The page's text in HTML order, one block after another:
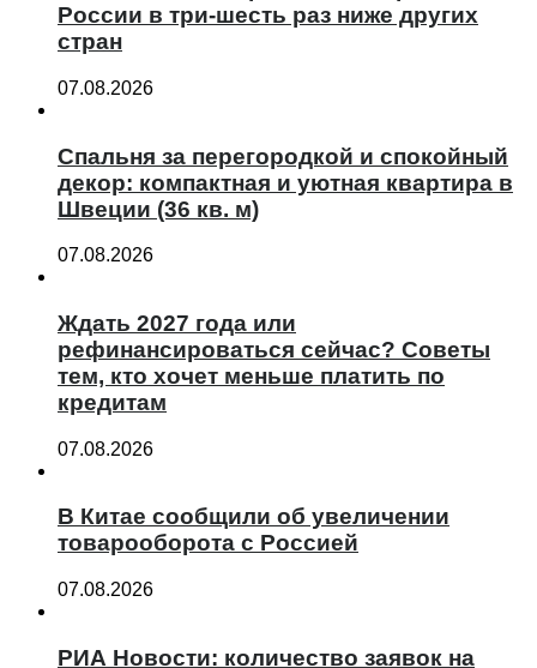
России в три-шесть раз ниже других
стран
07.08.2026
Спальня за перегородкой и спокойный
декор: компактная и уютная квартира в
Швеции (36 кв. м)
07.08.2026
Ждать 2027 года или
рефинансироваться сейчас? Советы
тем, кто хочет меньше платить по
кредитам
07.08.2026
В Китае сообщили об увеличении
товарооборота с Россией
07.08.2026
РИА Новости: количество заявок на